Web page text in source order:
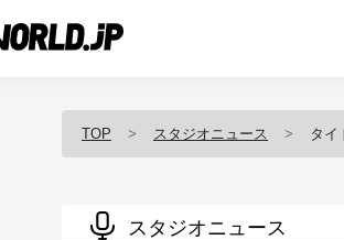
TOP スタジオニュース タイ
スタジオニュース